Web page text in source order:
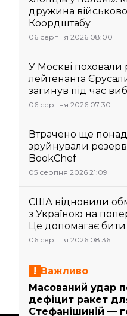
дружина
Коордштабу
06 серпня 2026 08:00
У Москві поховали
лейтенанта
загинув під час
06 серпня 2026 07:30
Втрачено ще понад
зруйнували
BookChef
05 серпня 2026 21:09
США відновили
з Україною на
Це допомагає бити
06 серпня 2026 08:36
Важливо
Масований удар
дефіцит ракет
Стефанішиній —